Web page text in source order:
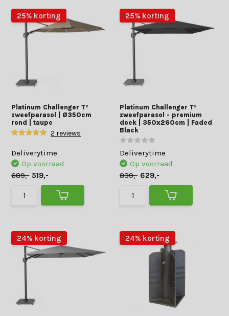
25% korting
Platinum Challenger T²
zweefparasol | Ø350cm
rond | taupe
2 reviews
Deliverytime
Op voorraad
689,- 519,-
25% korting
Platinum Challenger T²
zweefparasol - premium
doek | 350x260cm | Faded
Black
Deliverytime
Op voorraad
839,- 629,-
24% korting 24% korting